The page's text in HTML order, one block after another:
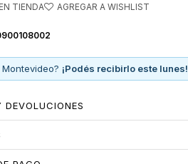
TIENDA
Montevideo? ¡Podés recibirlo este lunes!
DEVOLUCIONES